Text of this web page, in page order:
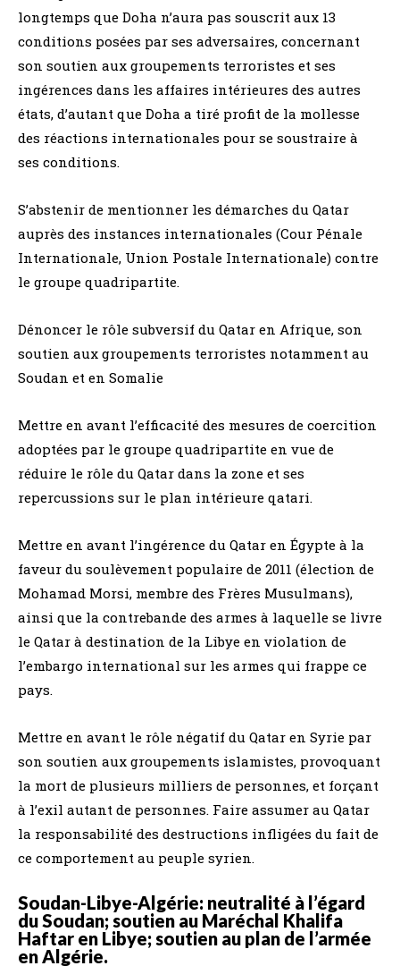
longtemps que Doha n’aura pas souscrit aux 13
conditions posées par ses adversaires, concernant
son soutien aux groupements terroristes et ses
ingérences dans les affaires intérieures des autres
états, d’autant que Doha a tiré profit de la mollesse
des réactions internationales pour se soustraire à
ses conditions.
S’abstenir de mentionner les démarches du Qatar
auprès des instances internationales (Cour Pénale
Internationale, Union Postale Internationale) contre
le groupe quadripartite.
Dénoncer le rôle subversif du Qatar en Afrique, son
soutien aux groupements terroristes notamment au
Soudan et en Somalie
Mettre en avant l’efficacité des mesures de coercition
adoptées par le groupe quadripartite en vue de
réduire le rôle du Qatar dans la zone et ses
repercussions sur le plan intérieure qatari.
Mettre en avant l’ingérence du Qatar en Égypte à la
faveur du soulèvement populaire de 2011 (élection de
Mohamad Morsi, membre des Frères Musulmans),
ainsi que la contrebande des armes à laquelle se livre
le Qatar à destination de la Libye en violation de
l’embargo international sur les armes qui frappe ce
pays.
Mettre en avant le rôle négatif du Qatar en Syrie par
son soutien aux groupements islamistes, provoquant
la mort de plusieurs milliers de personnes, et forçant
à l’exil autant de personnes. Faire assumer au Qatar
la responsabilité des destructions infligées du fait de
ce comportement au peuple syrien.
Soudan-Libye-Algérie: neutralité à l’égard
du Soudan; soutien au Maréchal Khalifa
Haftar en Libye; soutien au plan de l’armée
en Algérie.